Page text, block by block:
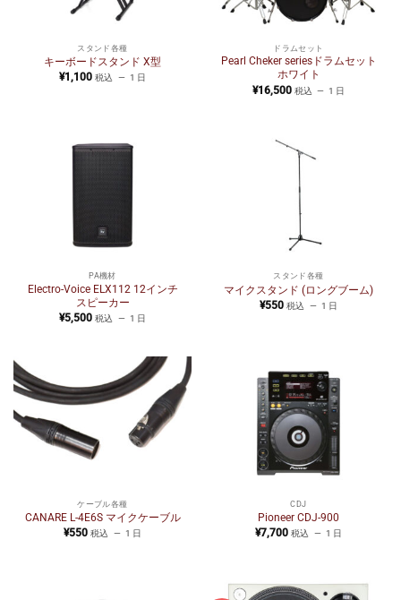
スタンド各種
キーボードスタンド X型
¥1,100 税込 1 日
ドラムセット
Pearl Cheker seriesドラムセット
ホワイト
¥16,500 税込 1 日
PA機材
Electro-Voice ELX112 12インチ
スピーカー
¥5,500 税込 1 日
スタンド各種
マイクスタンド (ロングブーム)
¥550 税込 1 日
ケーブル各種
CANARE L-4E6S マイクケーブル
¥550 税込 1 日
CDJ
Pioneer CDJ-900
¥7,700 税込 1 日